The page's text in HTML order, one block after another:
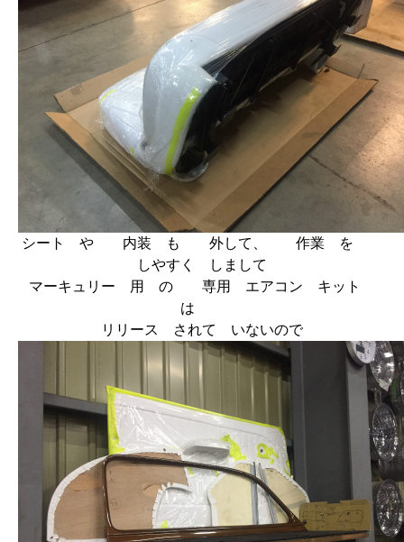
シート や 内装 も 外して、 作業 を
しやすく しまして
マーキュリー 用 の 専用 エアコン キット
は
リリース されて いないので